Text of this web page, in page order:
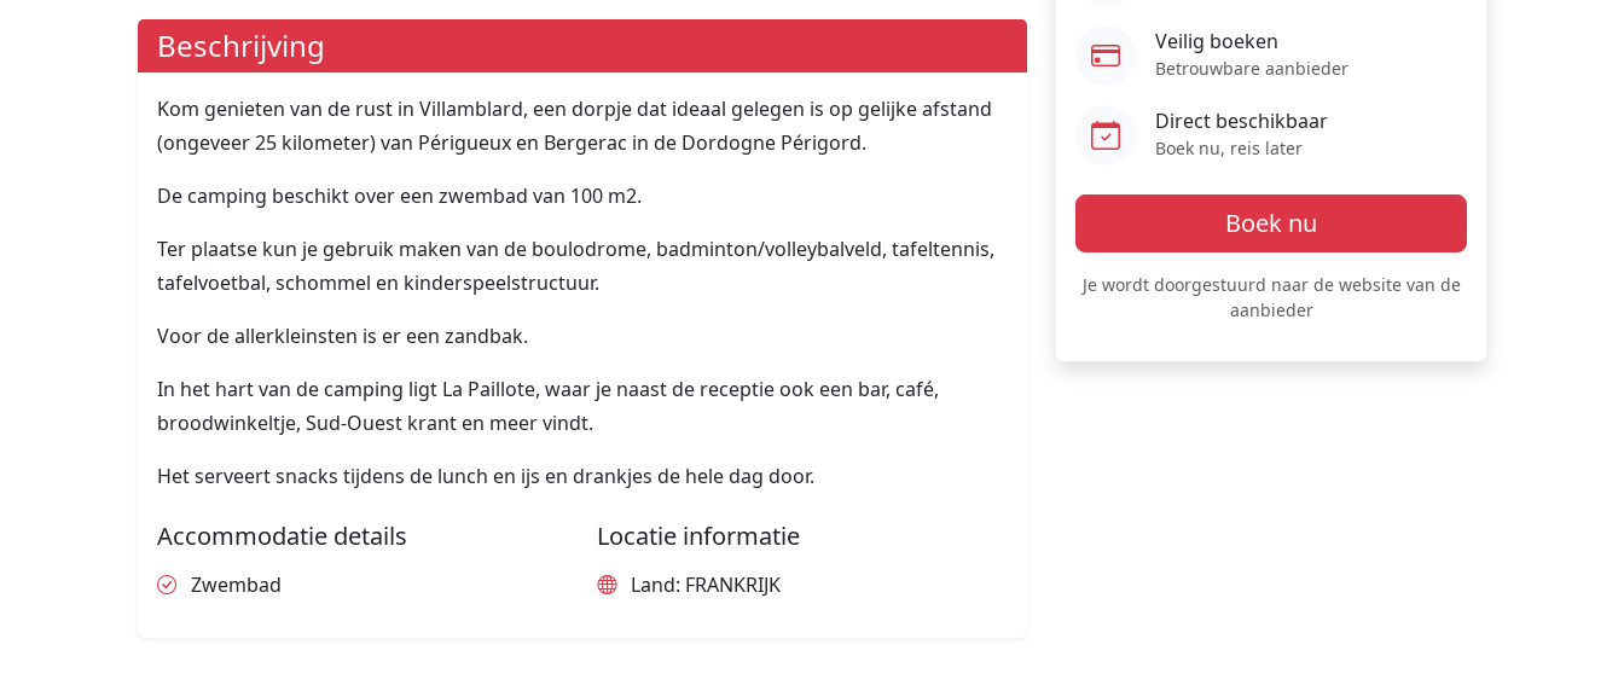
Beschrijving
Kom genieten van de rust in Villamblard, een dorpje dat ideaal gelegen is op gelijke afstand
(ongeveer 25 kilometer) van Périgueux en Bergerac in de Dordogne Périgord.
De camping beschikt over een zwembad van 100 m2.
Ter plaatse kun je gebruik maken van de boulodrome, badminton/volleybalveld, tafeltennis,
tafelvoetbal, schommel en kinderspeelstructuur.
Voor de allerkleinsten is er een zandbak.
In het hart van de camping ligt La Paillote, waar je naast de receptie ook een bar, café,
broodwinkeltje, Sud-Ouest krant en meer vindt.
Het serveert snacks tijdens de lunch en ijs en drankjes de hele dag door.
Accommodatie details
Zwembad
Locatie informatie
Land: FRANKRIJK
Veilig boeken
Betrouwbare aanbieder
Direct beschikbaar
Boek nu, reis later
Boek nu
Je wordt doorgestuurd naar de website van de
aanbieder